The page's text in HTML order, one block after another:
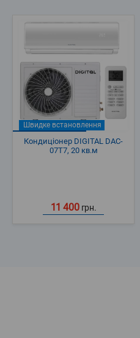
Швидке встановлення
Кондиціонер DIGITAL DAC-
07T7, 20 кв.м
11 400 грн.